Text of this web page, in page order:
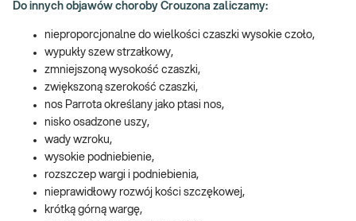
Do innych objawów choroby Crouzona zaliczamy:
nieproporcjonalne do wielkości czaszki wysokie czoło,
wypukły szew strzałkowy,
zmniejszoną wysokość czaszki,
zwiększoną szerokość czaszki,
nos Parrota określany jako ptasi nos,
nisko osadzone uszy,
wady wzroku,
wysokie podniebienie,
rozszczep wargi i podniebienia,
nieprawidłowy rozwój kości szczękowej,
krótką górną wargę,